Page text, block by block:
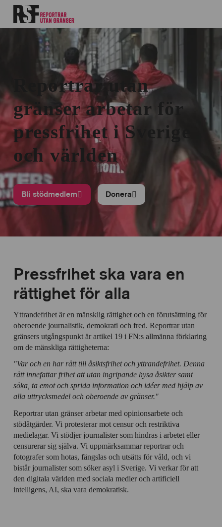
Reportrar utan
gränser arbetar för
pressfrihet i Sverige
och världen
Bli stödmedlem Donera
Pressfrihet ska vara en
rättighet för alla
Yttrandefrihet är en mänsklig rättighet och en förutsättning för
oberoende journalistik, demokrati och fred. Reportrar utan
gränsers utgångspunkt är artikel 19 i FN:s allmänna förklaring
om de mänskliga rättigheterna:
"Var och en har rätt till åsiktsfrihet och yttrandefrihet. Denna
rätt innefattar frihet att utan ingripande hysa åsikter samt
söka, ta emot och sprida information och idéer med hjälp av
alla uttrycksmedel och oberoende av gränser."
Reportrar utan gränser arbetar med opinionsarbete och
stödåtgärder. Vi protesterar mot censur och restriktiva
medielagar. Vi stödjer journalister som hindras i arbetet eller
censurerar sig själva. Vi uppmärksammar reportrar och
fotografer som hotas, fängslas och utsätts för våld, och vi
bistår journalister som söker asyl i Sverige. Vi verkar för att
den digitala världen med sociala medier och artificiell
intelligens, AI, ska vara demokratisk.